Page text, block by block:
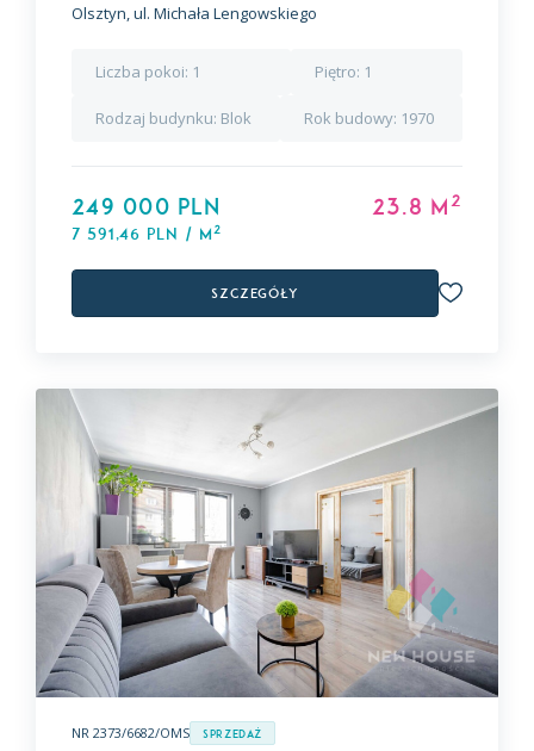
Olsztyn, ul. Michała Lengowskiego
Liczba pokoi: 1 Piętro: 1
Rodzaj budynku: Blok Rok budowy: 1970
249 000 PLN
7 591,46 PLN / m2
23.8 m 2
Szczegóły
NR 2373/6682/OMS Sprzedaż